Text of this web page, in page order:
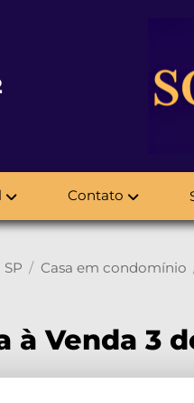
Contato
Casa em condomínio
à Venda 3